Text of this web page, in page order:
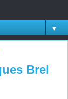
▼
Brel